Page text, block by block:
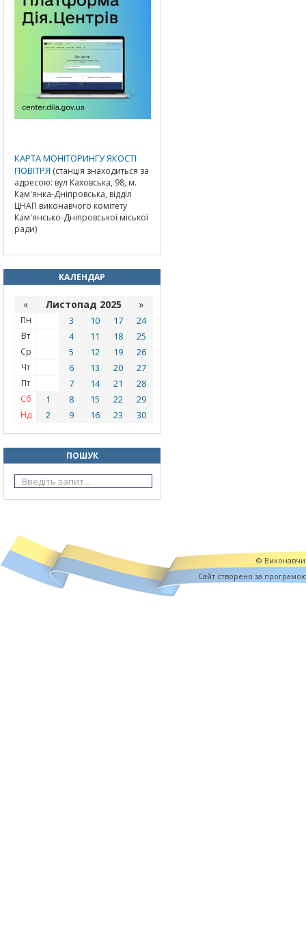
КАРТА МОНІТОРИНГУ ЯКОСТІ
ПОВІТРЯ (станція знаходиться за
адресою: вул Каховська, 98, м.
Кам'янка-Дніпровська, відділ
ЦНАП виконавчого комітету
Кам'янсько-Дніпровської міської
ради)
КАЛЕНДАР
« Листопад 2025 »
Пн 3 10 17 24
Вт 4 11 18 25
Ср 5 12 19 26
Чт 6 13 20 27
Пт 7 14 21 28
Сб 1 8 15 22 29
Нд 2 9 16 23 30
ПОШУК
©
Cайт створено за